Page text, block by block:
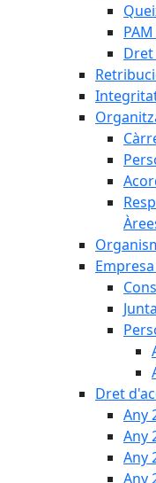
Dret
Any
Any
Any
Any